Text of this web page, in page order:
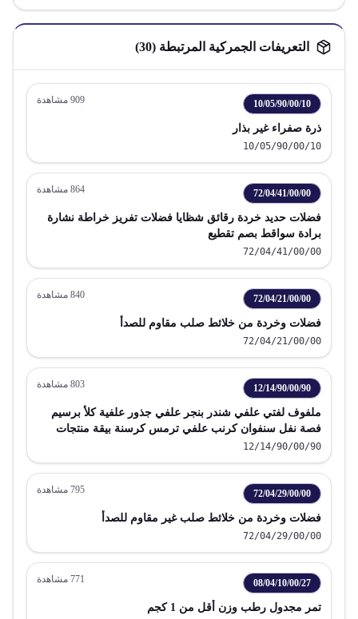
التعريفات الجمركية المرتبطة (30
)
10/05/90/00/10
909 مشاهدة
ذرة صفراء غير بذار
10/05/90/00/10
72/04/41/00/00
864 مشاهدة
فضلات حديد خردة رقائق شظايا فضلات تفريز خراطة نشارة
برادة سواقط بصم تقطيع
72/04/41/00/00
72/04/21/00/00
840 مشاهدة
فضلات وخردة من خلائط صلب مقاوم للصدأ
72/04/21/00/00
12/14/90/00/90
803 مشاهدة
ملفوف لفتي علفي شندر بنجر علفي جذور علفية كلأ برسيم
فصة نفل سنفوان كرنب علفي ترمس كرسنة بيقة منتجات
علفية كريات مكتلة
12/14/90/00/90
72/04/29/00/00
795 مشاهدة
فضلات وخردة من خلائط صلب غير مقاوم للصدأ
72/04/29/00/00
08/04/10/00/27
771 مشاهدة
تمر مجدول رطب وزن أقل من 1 كجم